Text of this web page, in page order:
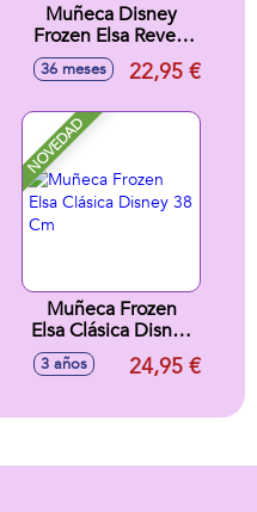
Muñeca Disney
Frozen Elsa Reveal
con Accesorio
Sorpresa. 33x18x8
36 meses 22,95 €
NOVEDAD
Muñeca Frozen
Elsa Clásica Disney
38 Cm
3 años 24,95 €